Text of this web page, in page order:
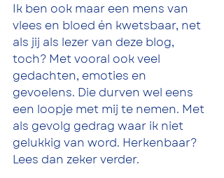
Ik ben ook maar een mens van
vlees en bloed én kwetsbaar, net
als jij als lezer van deze blog,
toch? Met vooral ook veel
gedachten, emoties en
gevoelens. Die durven wel eens
een loopje met mij te nemen. Met
als gevolg gedrag waar ik niet
gelukkig van word. Herkenbaar?
Lees dan zeker verder.